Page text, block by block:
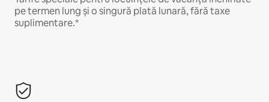
pe termen lung și o singură plată lunară, fără taxe
suplimentare.*